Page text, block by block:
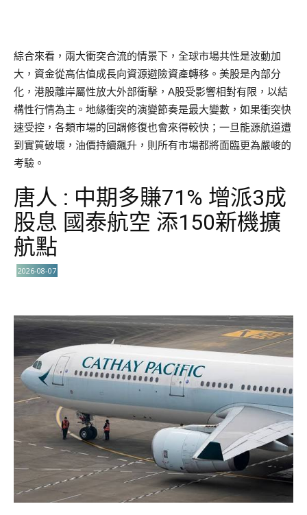
綜合來看，兩大衝突合流的情景下，全球市場共性是波動加
大，資金從高估值成長向資源避險資產轉移。美股是內部分
化，港股離岸屬性放大外部衝擊，A股受影響相對有限，以結
構性行情為主。地緣衝突的演變節奏是最大變數，如果衝突快
速受控，各類市場的回調修復也會來得較快；一旦能源航道遭
到實質破壞，油價持續飆升，則所有市場都將面臨更為嚴峻的
考驗。
唐人 : 中期多賺71% 增派3成
股息 國泰航空 添150新機擴
航點
2026-08-07